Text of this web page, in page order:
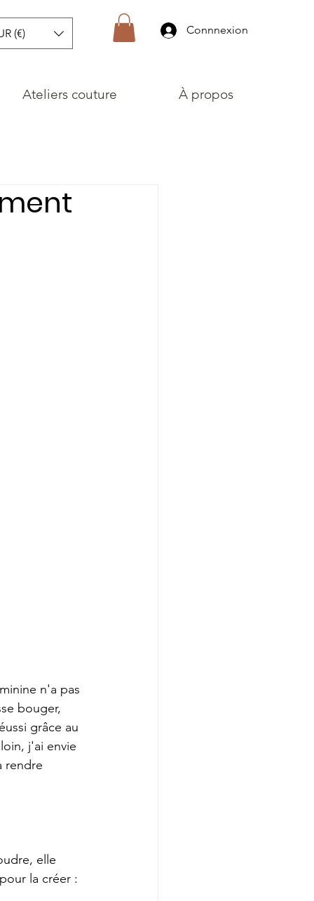
(€) Connnexion
Ateliers couture À propos
n'a pas
bouger,
grâce au
j'ai envie
rendre
elle
la créer :